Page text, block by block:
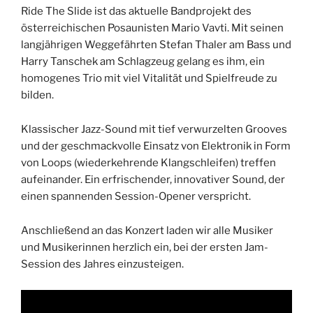
Ride The Slide ist das aktuelle Bandprojekt des
österreichischen Posaunisten Mario Vavti. Mit seinen
langjährigen Weggefährten Stefan Thaler am Bass und
Harry Tanschek am Schlagzeug gelang es ihm, ein
homogenes Trio mit viel Vitalität und Spielfreude zu
bilden.
Klassischer Jazz-Sound mit tief verwurzelten Grooves
und der geschmackvolle Einsatz von Elektronik in Form
von Loops (wiederkehrende Klangschleifen) treffen
aufeinander. Ein erfrischender, innovativer Sound, der
einen spannenden Session-Opener verspricht.
Anschließend an das Konzert laden wir alle Musiker
und Musikerinnen herzlich ein, bei der ersten Jam-
Session des Jahres einzusteigen.